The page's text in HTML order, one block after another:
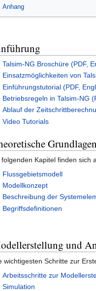
Anhang
Talsim-NG Broschüre (PDF,
Einsatzmöglichkeiten von
Einführungstutorial (PDF,
Betriebsregeln in Talsim-NG
Ablauf der
Video Tutorials
Grundlagen
folgenden Kapitel finden sich
Flussgebietsmodell
Modellkonzept
Beschreibung der
Begriffsdefinitionen
und
wichtigesten Schritte zur
Arbeitsschritte zur
Simulation